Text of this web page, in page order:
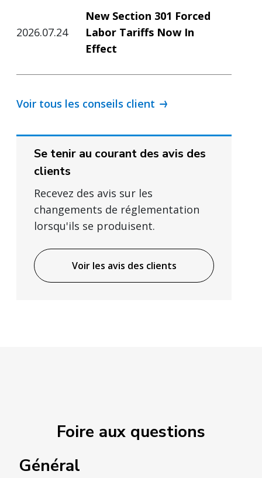
2026.07.24
New Section 301 Forced
Labor Tariffs Now In
Effect
Voir tous les conseils client
Se tenir au courant des avis des
clients
Recevez des avis sur les
changements de réglementation
lorsqu'ils se produisent.
Voir les avis des clients
Foire aux questions
Général